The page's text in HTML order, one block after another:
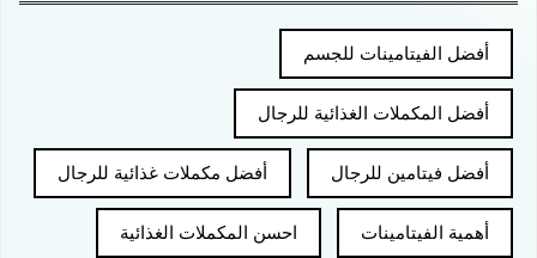
أفضل الفيتامينات للجسم
أفضل المكملات الغذائية للرجال
أفضل فيتامين للرجال أفضل مكملات غذائية للرجال
أهمية الفيتامينات احسن المكملات الغذائية